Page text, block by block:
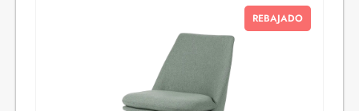
REBAJADO